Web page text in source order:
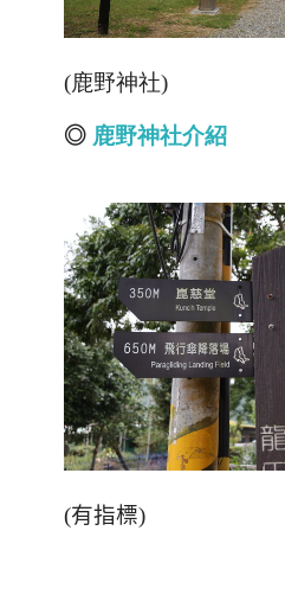
(鹿野神社)
◎ 鹿野神社介紹
(有指標)